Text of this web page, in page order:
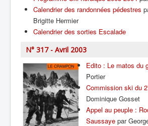
Calendrier des randonnées pédestres
Brigitte Hermier
Calendrier des sorties Escalade
N° 317 - Avril 2003
Edito : Le matos du
Portier
Commission ski du
Dominique Gosset
Appel au peuple :
Saussaye par